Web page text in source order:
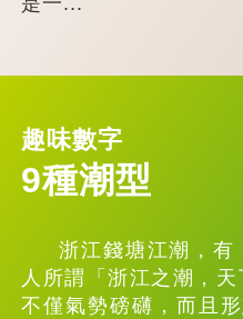
趣味數字
9種潮型
浙江錢塘江潮，有
人所謂「浙江之潮，
不僅氣勢磅礴，而且